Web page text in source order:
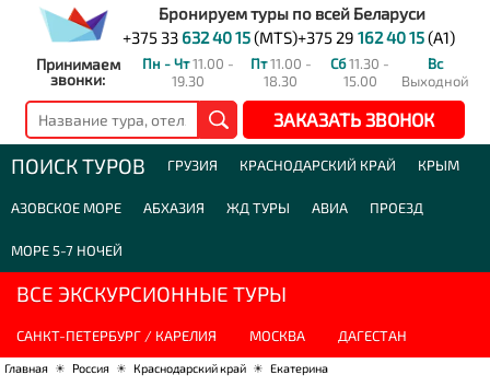
Бронируем туры по всей Беларуси
+375 33 632 40 15(MTS)+375 29 162 40 15(A1)
Принимаем
звонки:
Пн - Чт11.00 -
19.30
Пт11.00 -
18.30
Сб11.30 -
15.00
Вс
Выходной
ЗАКАЗАТЬ ЗВОНОК
ПОИСК ТУРОВ ГРУЗИЯ КРАСНОДАРСКИЙ КРАЙ КРЫМ
АЗОВСКОЕ МОРЕ АБХАЗИЯ ЖД ТУРЫ АВИА ПРОЕЗД
МОРЕ 5-7 НОЧЕЙ
ВСЕ ЭКСКУРСИОННЫЕ ТУРЫ
САНКТ-ПЕТЕРБУРГ / КАРЕЛИЯ МОСКВА ДАГЕСТАН
Главная ☀ Россия ☀ Краснодарский край ☀ Екатерина